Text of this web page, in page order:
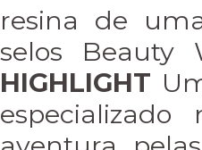
resina de
selos Beauty
HIGHLIGHT